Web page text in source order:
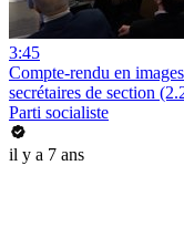
3:45
Compte-rendu en
secrétaires de section
Parti socialiste
il y a 7 ans